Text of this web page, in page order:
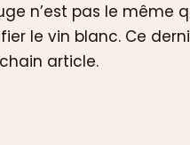
n’est pas le même
le vin blanc. Ce
article.